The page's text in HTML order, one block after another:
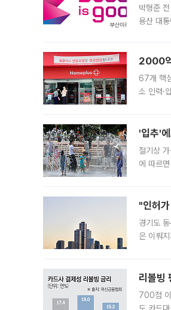
박형준
용산 대
2000억
67개 핵
소 인력·
'입추'
절기상
에 따르
"인허
경기도
은 이뤄
리볼빙
700점